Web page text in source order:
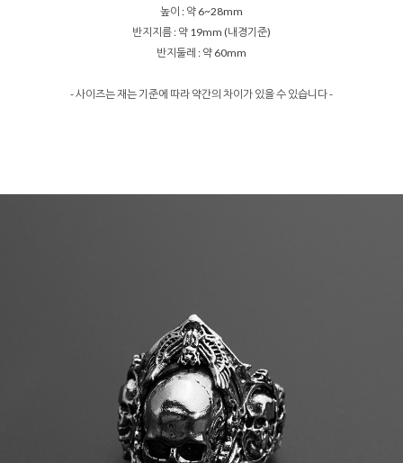
높이 : 약 6~28mm
반지지름 : 약 19mm (내경기준)
반지둘레 : 약 60mm
- 사이즈는 재는 기준에 따라 약간의 차이가 있을 수 있습니다 -